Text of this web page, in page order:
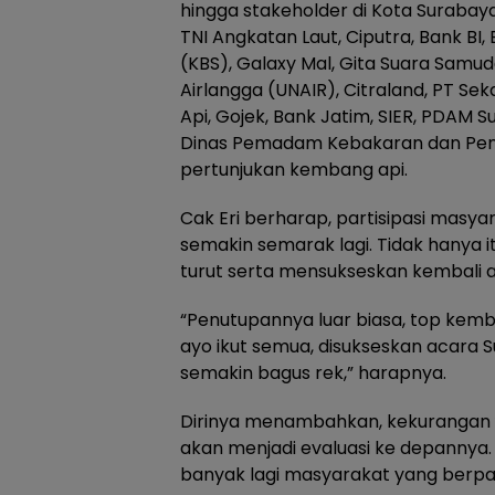
hingga stakeholder di Kota
TNI Angkatan Laut, Ciputra, Bank
(KBS), Galaxy Mal, Gita Suara
Airlangga (UNAIR), Citraland, PT
Api, Gojek, Bank Jatim, SIER, PDAM
Dinas Pemadam Kebakaran dan
pertunjukan kembang api.
Cak Eri berharap, partisipasi
semakin semarak lagi. Tidak hanya
turut serta mensukseskan kembali
“Penutupannya luar biasa, top
ayo ikut semua, disukseskan acara
semakin bagus rek,” harapnya.
Dirinya menambahkan,
akan menjadi evaluasi ke
banyak lagi masyarakat yang